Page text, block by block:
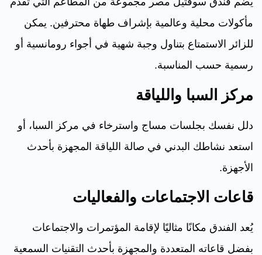
مأكولات محلية وعالمية بإشراف طهاة محترفين. يمكن
للزائر الاستمتاع بتناول وجبة شهية في أجواء رومانسية أو
رسمية حسب المناسبة.
مركز السبا واللياقة
دلل نفسك بجلسات مساج واسترخاء في مركز السبا، أو
استعد نشاطك البدني في صالة اللياقة المجهزة بأحدث
الأجهزة.
قاعات الاجتماعات والفعاليات
يُعد الفندق مكانًا مثاليًا لإقامة المؤتمرات والاجتماعات
بفضل قاعاته المتعددة والمجهزة بأحدث التقنيات السمعية